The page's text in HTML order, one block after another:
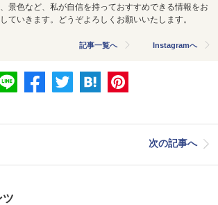
景色など、私が自信を持っておすすめできる情報をお
ていきます。どうぞよろしくお願いいたします。
記事一覧へ Instagramへ
次の記事へ
ツ